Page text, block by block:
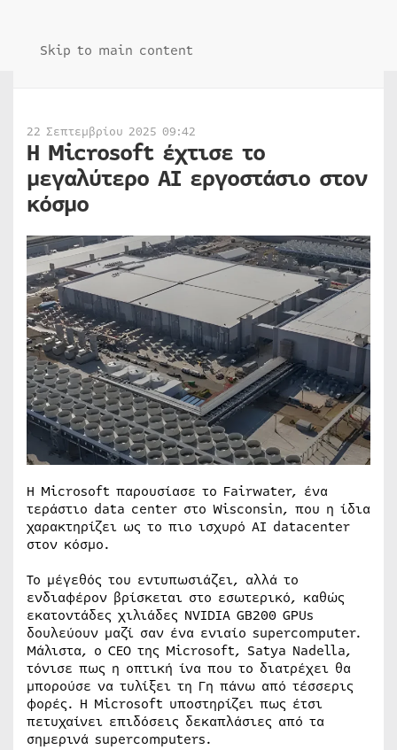
Skip to main content
22 Σεπτεμβρίου 2025 09:42
Η Microsoft έχτισε το
μεγαλύτερο ΑΙ εργοστάσιο στον
κόσμο
Η Microsoft παρουσίασε το Fairwater, ένα
τεράστιο data center στο Wisconsin, που η ίδια
χαρακτηρίζει ως το πιο ισχυρό AI datacenter
στον κόσμο.
Το μέγεθός του εντυπωσιάζει, αλλά το
ενδιαφέρον βρίσκεται στο εσωτερικό, καθώς
εκατοντάδες χιλιάδες NVIDIA GB200 GPUs
δουλεύουν μαζί σαν ένα ενιαίο supercomputer.
Μάλιστα, ο CEO της Microsoft, Satya Nadella,
τόνισε πως η οπτική ίνα που το διατρέχει θα
μπορούσε να τυλίξει τη Γη πάνω από τέσσερις
φορές. Η Microsoft υποστηρίζει πως έτσι
πετυχαίνει επιδόσεις δεκαπλάσιες από τα
σημερινά supercomputers.